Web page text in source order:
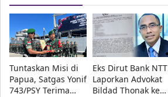
Tuntaskan Misi di
Papua, Satgas Yonif
743/PSY Terima
Eks Dirut Bank NTT
Laporkan Advokat
Bildad Thonak ke